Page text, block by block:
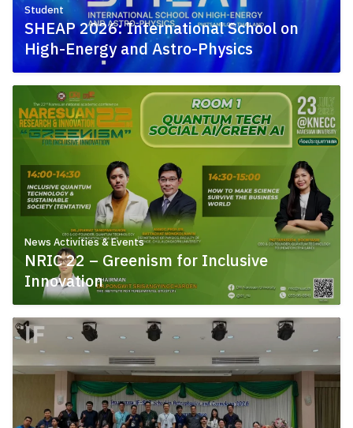
Student
SHEAP 2026: International School on
High-Energy and Astro-Physics
June 15, 2026
News Activities & Events
NRIC 22 – Greenism for Inclusive
Innovation
June 11, 2026